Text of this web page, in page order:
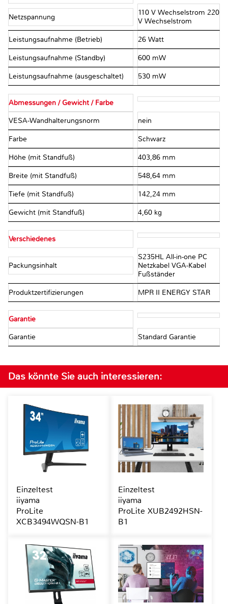
Netzspannung
110 V Wechselstrom 220
V Wechselstrom
Leistungsaufnahme (Betrieb) 26 Watt
Leistungsaufnahme (Standby) 600 mW
Leistungsaufnahme (ausgeschaltet) 530 mW
Abmessungen / Gewicht / Farbe
VESA-Wandhalterungsnorm nein
Farbe Schwarz
Höhe (mit Standfuß) 403,86 mm
Breite (mit Standfuß) 548,64 mm
Tiefe (mit Standfuß) 142,24 mm
Gewicht (mit Standfuß) 4,60 kg
Verschiedenes
Packungsinhalt
S235HL All-in-one PC
Netzkabel VGA-Kabel
Fußständer
Produktzertifizierungen MPR II ENERGY STAR
Garantie
Garantie Standard Garantie
Das könnte Sie auch interessieren:
Einzeltest
iiyama
ProLite
XCB3494WQSN-B1
Einzeltest
iiyama
ProLite XUB2492HSN-
B1